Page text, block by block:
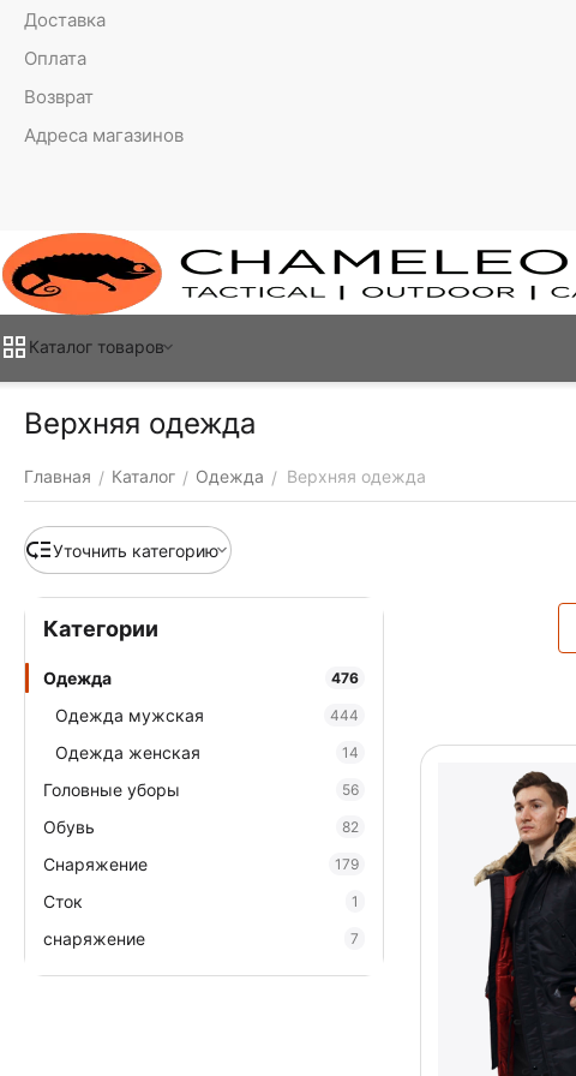
Доставка
Оплата
Возврат
Адреса магазинов
Каталог товаров
Верхняя одежда
Главная / Каталог / Одежда / Верхняя одежда
Уточнить категорию
Категории
Одежда 476
Одежда мужская 444
Одежда женская 14
Головные уборы 56
Обувь 82
Снаряжение 179
Сток 1
cнаряжение 7